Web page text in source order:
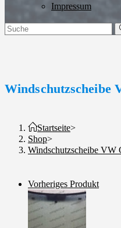
Impressum
Windschutzscheibe
Startseite>
Shop>
Windschutzscheibe VW
Vorheriges Produkt